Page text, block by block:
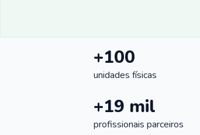
+100
unidades físicas
+19 mil
profissionais parceiros